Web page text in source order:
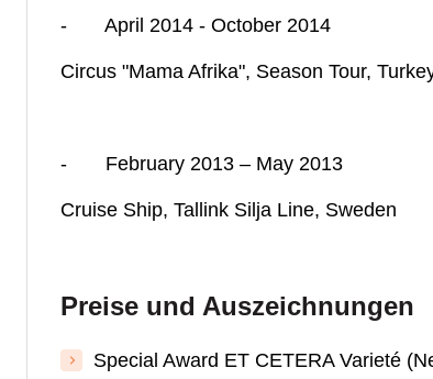
- April 2014 - October 2014
Circus "Mama Afrika", Season Tour,
- February 2013 – May 2013
Cruise Ship, Tallink Silja Line, Sweden
Preise und Auszeichnungen
Special Award ET CETERA Varieté